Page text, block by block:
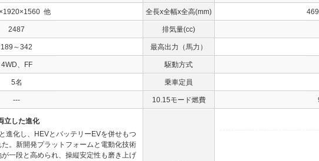
他 全長x全幅x全高(mm)
2487 排気量(cc)
189～342 最高出力（馬力）
4WD、FF 駆動方式
5名 乗車定員
--- 10.15モード燃費
立した進化
進化し、HEVとバッテリーEVを併せもつ
。新開発プラットフォームと電動化技術
一段と高められ、操縦安定性も磨き上げ